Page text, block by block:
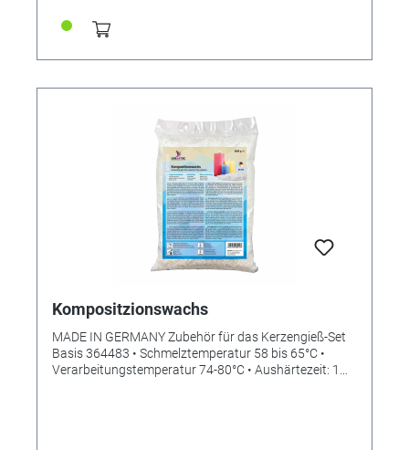
58 bis 65°C, Verarbeitungstemperatur 74-80°C,
Aushärtezeit: 1 bis 4 Stunden, größenabhängig.) - 1 x
Kerzengießform (Ø 60mm) - Zahnstocher -
türkis) (auch als Zubehör erhältlich, Referenz 364485)
- Verarbeitungsanleitung So einfach wird es gemacht:
1) Kompositionswachs im Wasserbad oder
Wachsschmelztopf schmelzen und mit
Wachspigmenten beliebig einfärben 2) Kerzen-
Rundform nach Anleitung vorbereiten.
Geschmolzenes Wachs durch die Eingießöffnung bis
5mm unter den oberen Rand der Rundform einfüllen
3) Nach vollständigem Abkühlen den Dochtknoten
lösen 4) Formboden und Dochthalterung abnehmen
schieben. Folie entfernen, rotes Dochtende bis auf
1cm kürzen.
Kompositzionswachs
MADE IN GERMANY Zubehör für das Kerzengieß-Set
Basis 364483 • Schmelztemperatur 58 bis 65°C •
Verarbeitungstemperatur 74-80°C • Aushärtezeit: 1